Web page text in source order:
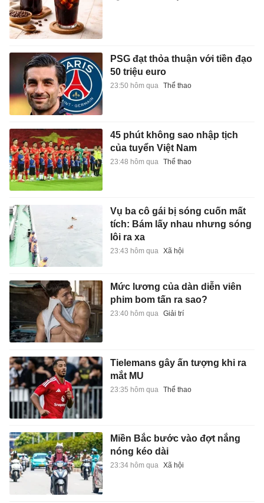
PSG đạt thỏa thuận với tiền đạo
50 triệu euro
23:50 hôm qua Thể thao
45 phút không sao nhập tịch
của tuyển Việt Nam
23:48 hôm qua Thể thao
Vụ ba cô gái bị sóng cuốn mất
tích: Bám lấy nhau nhưng sóng
lôi ra xa
23:43 hôm qua Xã hội
Mức lương của dàn diễn viên
phim bom tấn ra sao?
23:40 hôm qua Giải trí
Tielemans gây ấn tượng khi ra
mắt MU
23:35 hôm qua Thể thao
Miền Bắc bước vào đợt nắng
nóng kéo dài
23:34 hôm qua Xã hội